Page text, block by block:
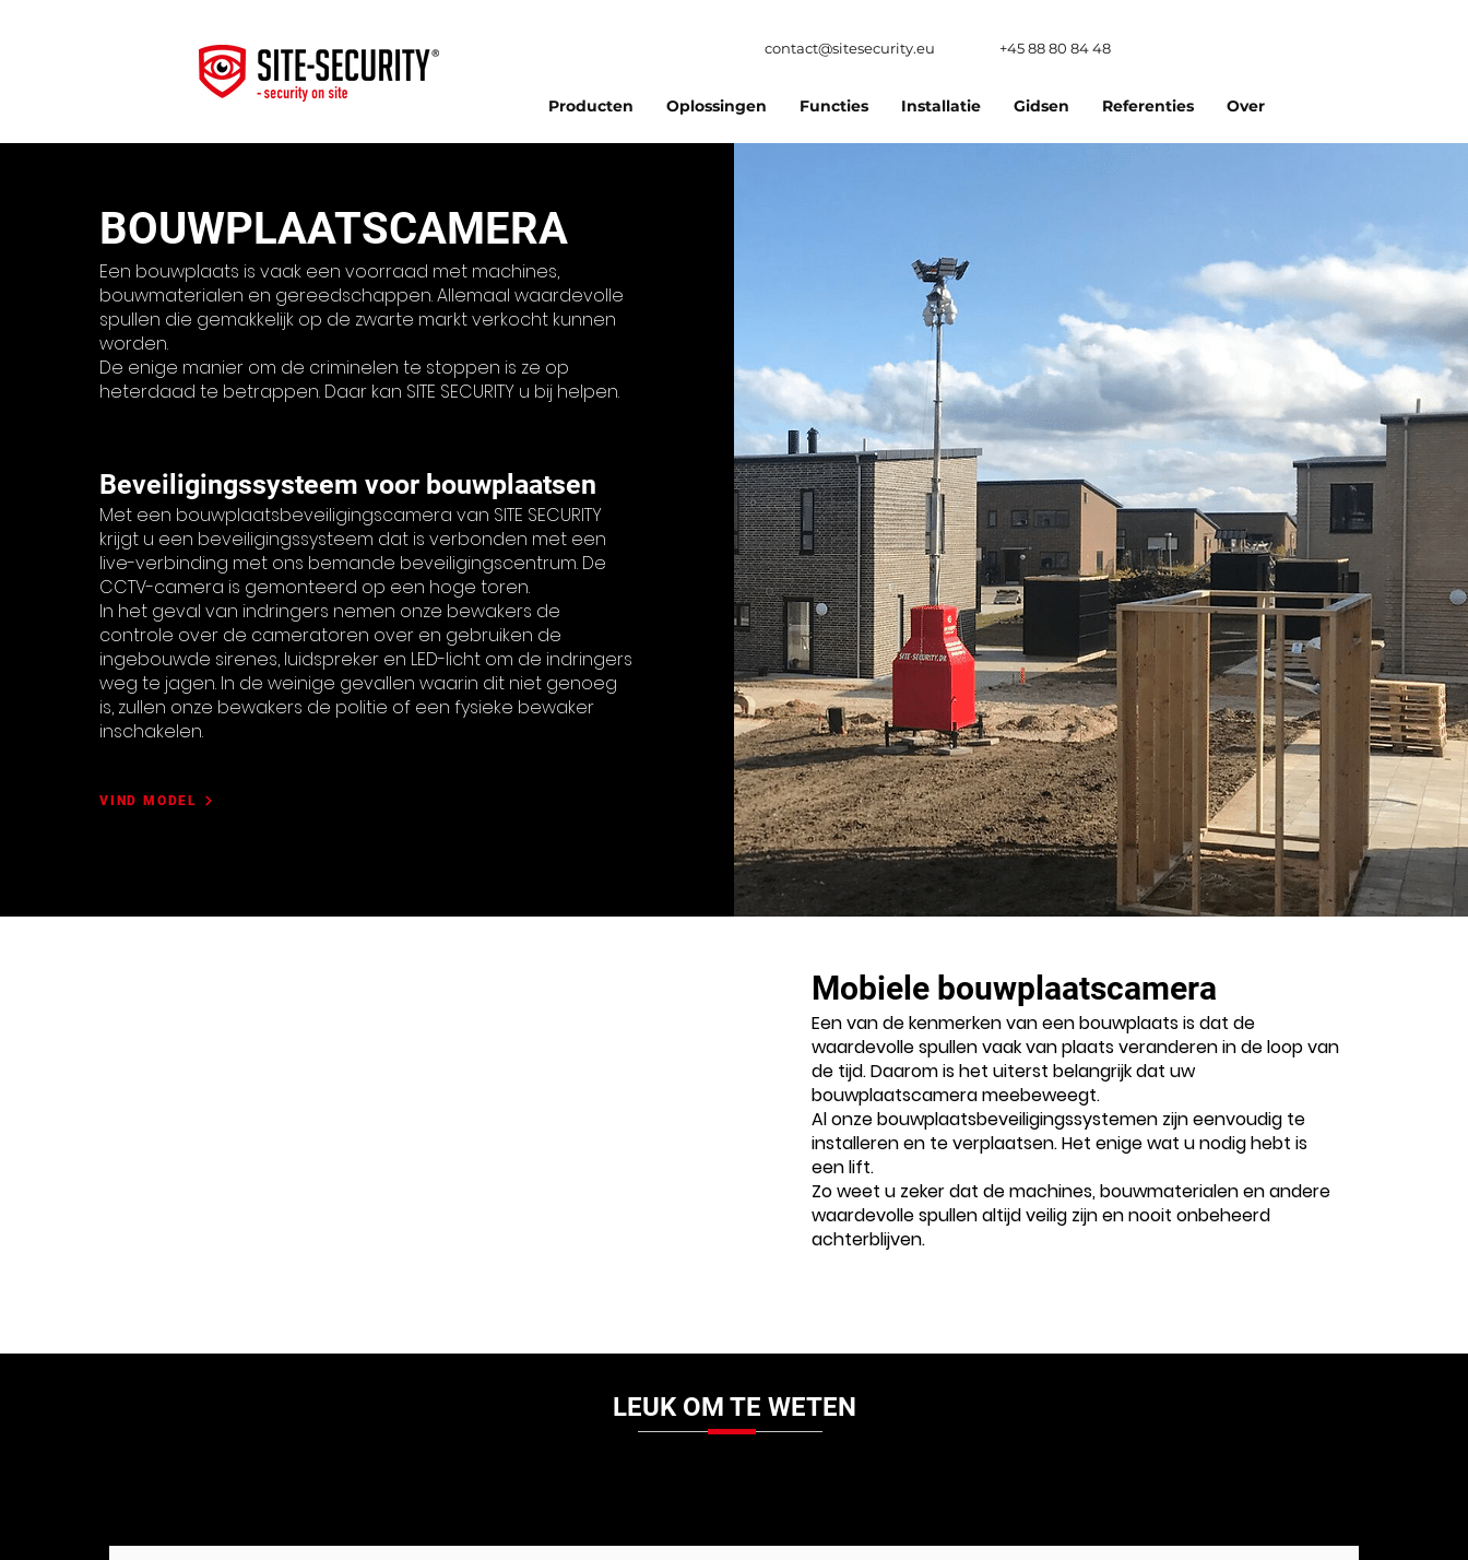
contact@sitesecurity.eu +45 88 80 84 48
Producten Oplossingen Functies Installatie Gidsen Referenties Over
BOUWPLAATSCAMERA
Een bouwplaats is vaak een voorraad met machines,
bouwmaterialen en gereedschappen. Allemaal waardevolle
spullen die gemakkelijk op de zwarte markt verkocht kunnen
worden.
De enige manier om de criminelen te stoppen is ze op
heterdaad te betrappen. Daar kan SITE SECURITY u bij helpen.
Beveiligingssysteem voor bouwplaatsen
Met een bouwplaatsbeveiligingscamera van SITE SECURITY
krijgt u een beveiligingssysteem dat is verbonden met een
live-verbinding met ons bemande beveiligingscentrum. De
CCTV-camera is gemonteerd op een hoge toren.
In het geval van indringers nemen onze bewakers de
controle over de cameratoren over en gebruiken de
ingebouwde sirenes, luidspreker en LED-licht om de indringers
weg te jagen. In de weinige gevallen waarin dit niet genoeg
is, zullen onze bewakers de politie of een fysieke bewaker
inschakelen.
VIND MODEL
Mobiele bouwplaatscamera
Een van de kenmerken van een bouwplaats is dat de
waardevolle spullen vaak van plaats veranderen in de loop van
de tijd. Daarom is het uiterst belangrijk dat uw
bouwplaatscamera meebeweegt.
Al onze bouwplaatsbeveiligingssystemen zijn eenvoudig te
installeren en te verplaatsen. Het enige wat u nodig hebt is
een lift.
Zo weet u zeker dat de machines, bouwmaterialen en andere
waardevolle spullen altijd veilig zijn en nooit onbeheerd
achterblijven.
LEUK OM TE WETEN